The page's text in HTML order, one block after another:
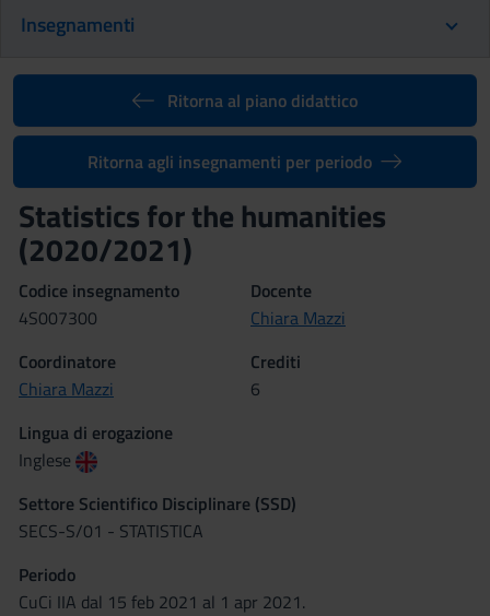
Insegnamenti
Ritorna al piano didattico
Ritorna agli insegnamenti per periodo
Statistics for the humanities
(2020/2021)
Codice insegnamento
4S007300
Docente
Chiara Mazzi
Coordinatore
Chiara Mazzi
Crediti
6
Lingua di erogazione
Inglese
Settore Scientifico Disciplinare (SSD)
SECS-S/01 - STATISTICA
Periodo
CuCi IIA dal 15 feb 2021 al 1 apr 2021.